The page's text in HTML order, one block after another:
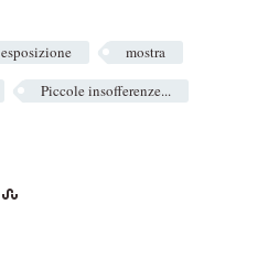
esposizione
mostra
Piccole insofferenze...